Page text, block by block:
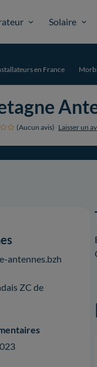
Solaire
en France
(Aucun avis) Laisser un
antennes.bzh
ZC de